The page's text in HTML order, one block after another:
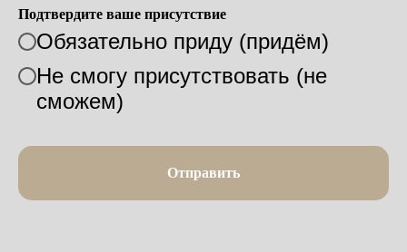
Подтвердите ваше присутствие
Обязательно приду (придём)
Не смогу присутствовать (не
сможем)
Отправить